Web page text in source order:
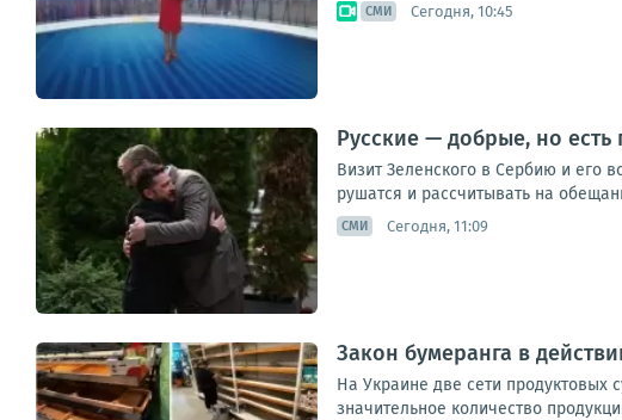
СМИ Сегодня, 10:45
Русские — добрые, но
Визит Зеленского в Сербию и его
рушатся и рассчитывать на
СМИ Сегодня, 11:09
Закон бумеранга в
На Украине две сети
значительное количество